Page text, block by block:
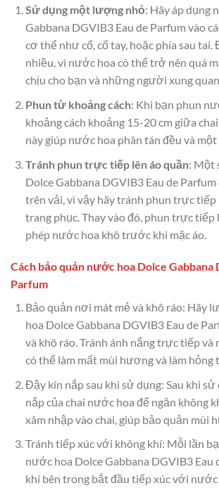
Sử dụng một lượng nhỏ: Hãy áp dụng
Gabbana DGVIB3 Eau de Parfum vào
cơ thể như cổ, cổ tay, hoặc phía sau
nhiều, vì nước hoa có thể trở nên quá
chịu cho bạn và những người xung
Phun từ khoảng cách: Khi bạn phun
khoảng cách khoảng 15-20 cm giữa
này giúp nước hoa phân tán đều và
Tránh phun trực tiếp lên áo quần: Một
Dolce Gabbana DGVIB3 Eau de
trên vải, vì vậy hãy tránh phun trực tiếp
trang phục. Thay vào đó, phun trực tiếp
phép nước hoa khô trước khi mặc áo.
Cách bảo quản nước hoa Dolce Gabbana
Parfum
Bảo quản nơi mát mẻ và khô ráo: Hãy
hoa Dolce Gabbana DGVIB3 Eau de
và khô ráo. Tránh ánh nắng trực tiếp và
có thể làm mất mùi hương và làm hỏng
Đậy kín nắp sau khi sử dụng: Sau khi sử
nắp của chai nước hoa để ngăn không
xâm nhập vào chai, giúp bảo quản mùi
Tránh tiếp xúc với không khí: Mỗi lần
nước hoa Dolce Gabbana DGVIB3 Eau
khí bên trong bắt đầu tiếp xúc với nước